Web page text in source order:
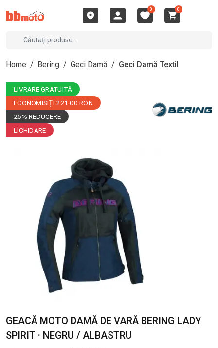
0 0
Home / Bering / Geci Damă / Geci Damă Textil
LIVRARE GRATUITĂ
ECONOMISIȚI 221.00 RON
25% REDUCERE
LICHIDARE
GEACĂ MOTO DAMĂ DE VARĂ BERING LADY
SPIRIT · NEGRU / ALBASTRU